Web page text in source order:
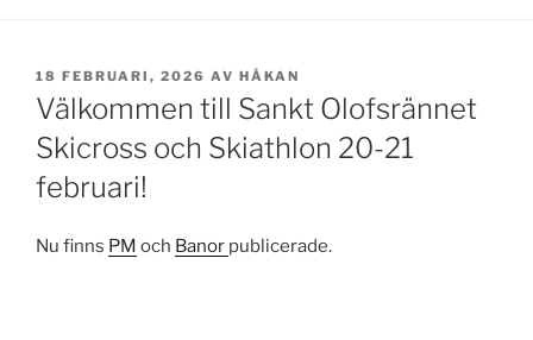
PUBLICERAT
18 FEBRUARI, 2026 AV HÅKAN
Välkommen till Sankt Olofsrännet
Skicross och Skiathlon 20-21
februari!
Nu finns PM och Banor publicerade.